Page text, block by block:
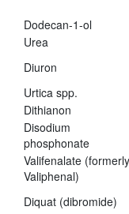
Dodecan-1-ol
Urea
Diuron
Urtica spp.
Dithianon
Disodium
phosphonate
Valifenalate (formerly
Valiphenal)
Diquat (dibromide)